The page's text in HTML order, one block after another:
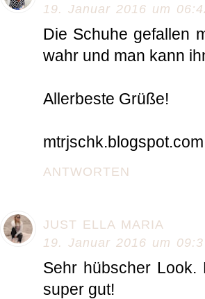
19. Januar 2016 um
Die Schuhe gefallen
wahr und man kann
Allerbeste Grüße!
mtrjschk.blogspot.com
ANTWORTEN
JUST ELLA MARIA
19. Januar 2016 um
Sehr hübscher Look.
super gut!